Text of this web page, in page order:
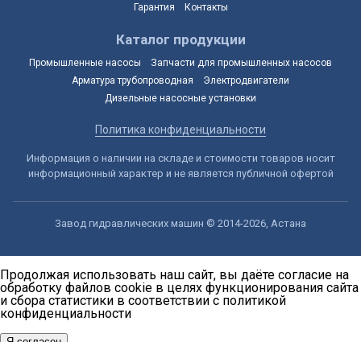
Гарантия
Контакты
Каталог продукции
Промышленные насосы
Запчасти для промышленных насосов
Арматура трубопроводная
Электродвигатели
Дизельные насосные установки
Политика конфиденциальности
Информация о наличии на складе и стоимости товаров носит
информационный характер и не является публичной офертой
Завод гидравлических машин © 2014-2026, Астана
Продолжая использовать наш сайт, вы даёте согласие на
обработку файлов cookie в целях функционирования сайта
и сбора статистики в соответствии с политикой
конфиденциальности